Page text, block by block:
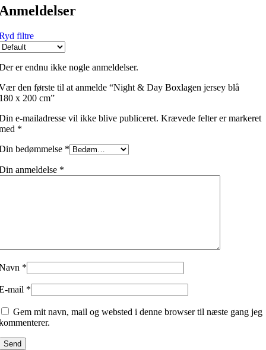
filtre
er endnu ikke nogle anmeldelser.
den første til at anmelde “Night & Day Boxlagen jersey blå
x 200 cm”
e-mailadresse vil ikke blive publiceret. Krævede felter er markeret
*
bedømmelse *
anmeldelse *
*
mail *
Gem mit navn, mail og websted i denne browser til næste gang jeg